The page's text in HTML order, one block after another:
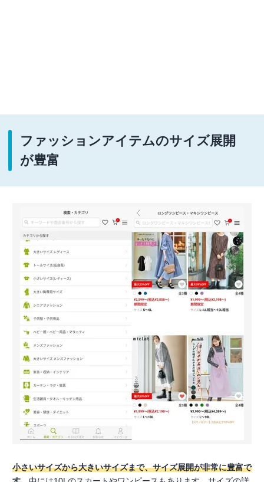
ファッションアイテムのサイズ展開
が豊富
小さいサイズから大きいサイズまで、サイズ展開が非常に豊富で